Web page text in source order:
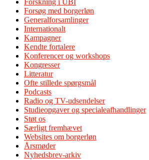
Forskning i UBI
Forsøg med borgerløn
Generalforsamlinger
Internationalt
Kampagner
Kendte fortalere
Konferencer og workshops
Kongresser
Litteratur
Ofte stillede spørgsmål
Podcasts
Radio og TV-udsendelser
Studieopgaver og specialeafhandlinger
Støt os
Særligt fremhævet
Websites om borgerløn
Årsmøder
Nyhedsbrev-arkiv